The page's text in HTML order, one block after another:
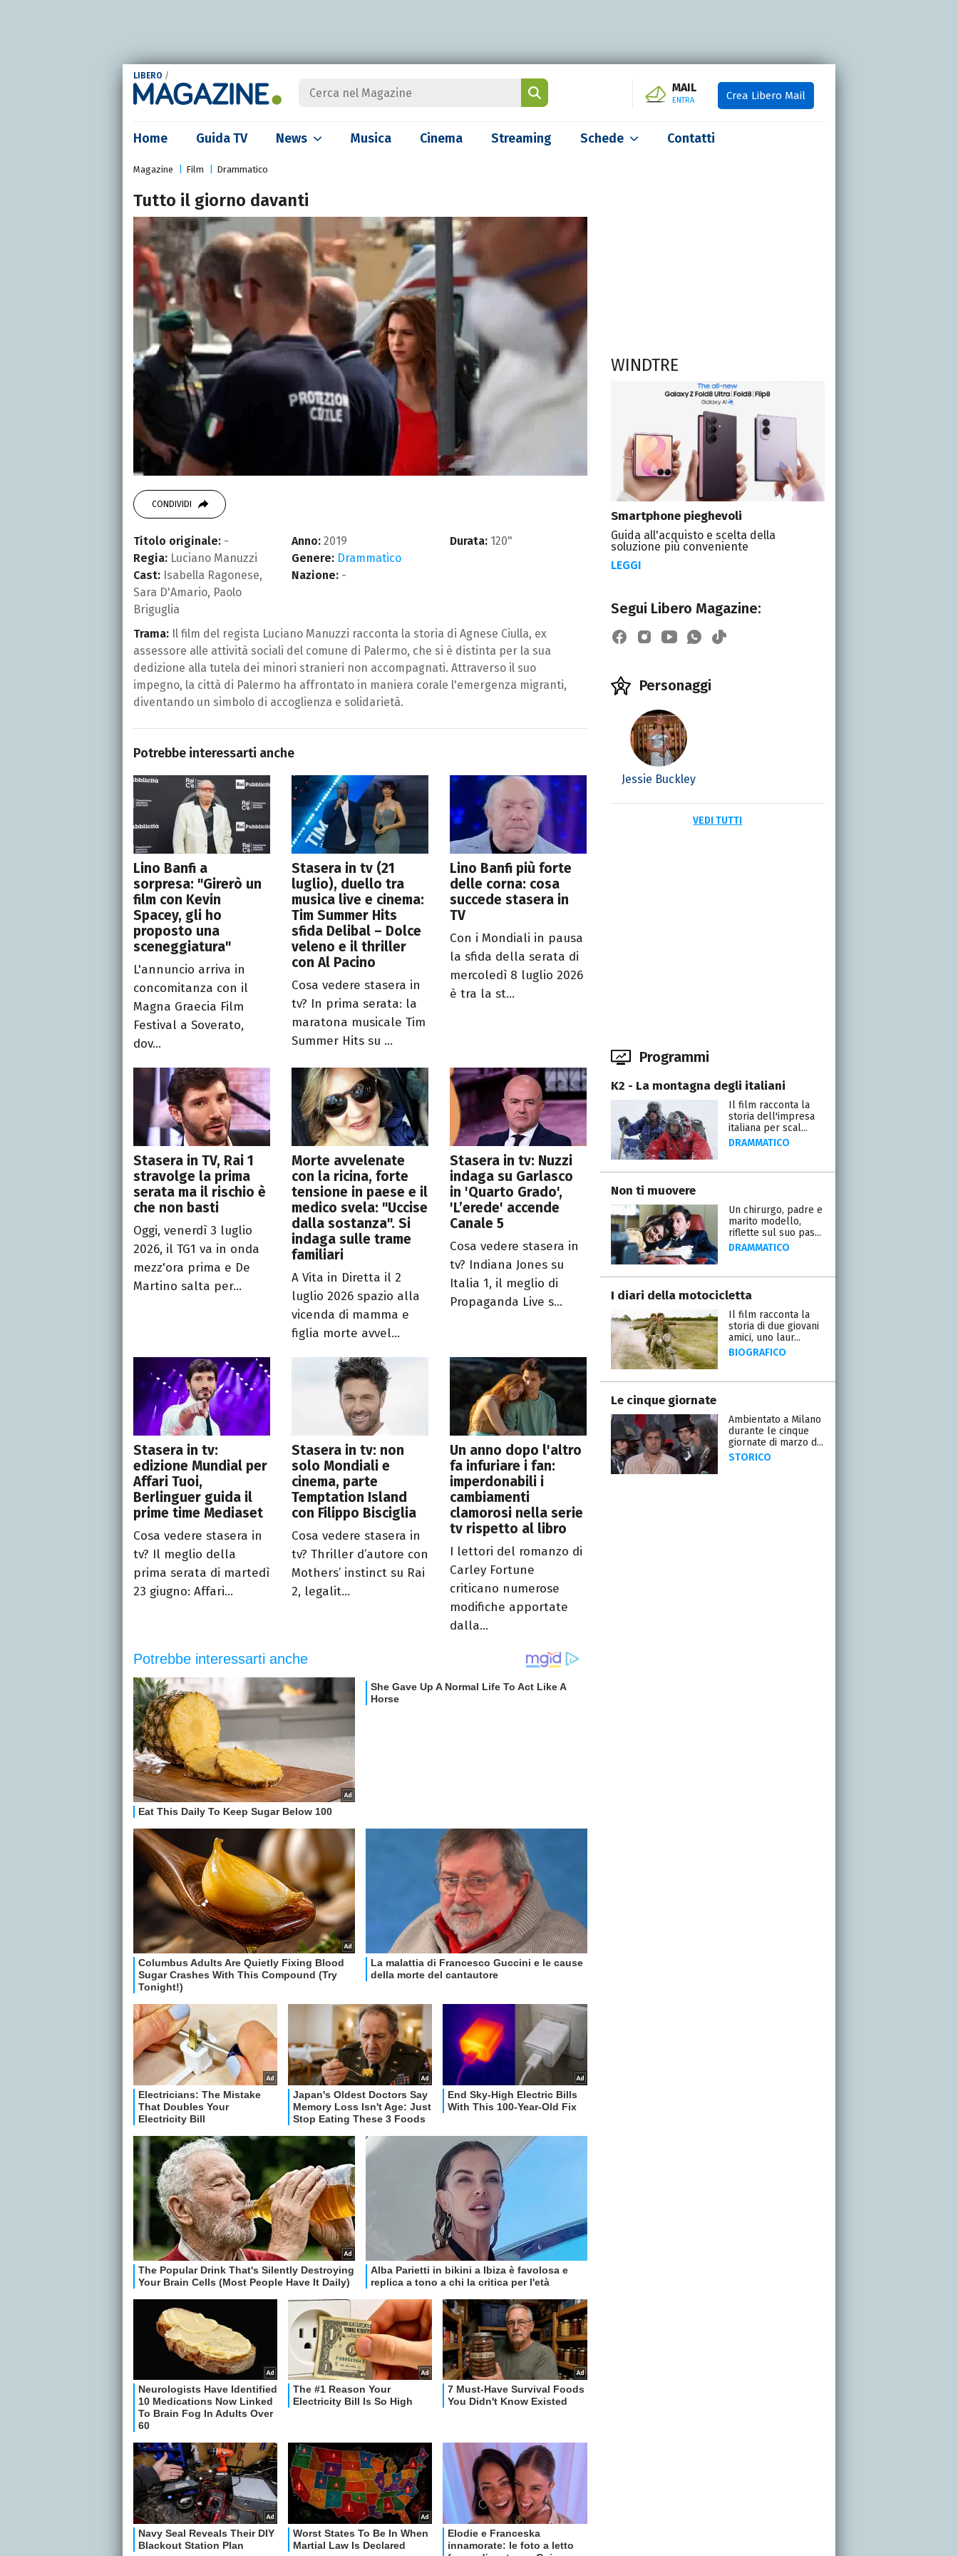
LIBERO /
MAIL
ENTRA Crea Libero Mail
Home Guida TV News Musica Cinema Streaming Schede Contatti
Magazine Film Drammatico
Tutto il giorno davanti
CONDIVIDI
Titolo originale: -
Regia: Luciano Manuzzi
Cast: Isabella Ragonese,
Sara D'Amario, Paolo
Briguglia
Anno: 2019
Genere: Drammatico
Nazione: -
Durata: 120"
Trama: Il film del regista Luciano Manuzzi racconta la storia di Agnese Ciulla, ex
assessore alle attività sociali del comune di Palermo, che si è distinta per la sua
dedizione alla tutela dei minori stranieri non accompagnati. Attraverso il suo
impegno, la città di Palermo ha affrontato in maniera corale l'emergenza migranti,
diventando un simbolo di accoglienza e solidarietà.
Potrebbe interessarti anche
Lino Banfi a
sorpresa: "Girerò un
film con Kevin
Spacey, gli ho
proposto una
sceneggiatura"
L'annuncio arriva in
concomitanza con il
Magna Graecia Film
Festival a Soverato,
dov...
Stasera in tv (21
luglio), duello tra
musica live e cinema:
Tim Summer Hits
sfida Delibal – Dolce
veleno e il thriller
con Al Pacino
Cosa vedere stasera in
tv? In prima serata: la
maratona musicale Tim
Summer Hits su ...
Lino Banfi più forte
delle corna: cosa
succede stasera in
TV
Con i Mondiali in pausa
la sfida della serata di
mercoledì 8 luglio 2026
è tra la st...
Stasera in TV, Rai 1
stravolge la prima
serata ma il rischio è
che non basti
Oggi, venerdì 3 luglio
2026, il TG1 va in onda
mezz'ora prima e De
Martino salta per...
Morte avvelenate
con la ricina, forte
tensione in paese e il
medico svela: "Uccise
dalla sostanza". Si
indaga sulle trame
familiari
A Vita in Diretta il 2
luglio 2026 spazio alla
vicenda di mamma e
figlia morte avvel...
Stasera in tv: Nuzzi
indaga su Garlasco
in 'Quarto Grado',
'L’erede' accende
Canale 5
Cosa vedere stasera in
tv? Indiana Jones su
Italia 1, il meglio di
Propaganda Live s...
Stasera in tv:
edizione Mundial per
Affari Tuoi,
Berlinguer guida il
prime time Mediaset
Cosa vedere stasera in
tv? Il meglio della
prima serata di martedì
23 giugno: Affari...
Stasera in tv: non
solo Mondiali e
cinema, parte
Temptation Island
con Filippo Bisciglia
Cosa vedere stasera in
tv? Thriller d’autore con
Mothers’ instinct su Rai
2, legalit...
Un anno dopo l'altro
fa infuriare i fan:
imperdonabili i
cambiamenti
clamorosi nella serie
tv rispetto al libro
I lettori del romanzo di
Carley Fortune
criticano numerose
modifiche apportate
dalla...
WINDTRE
Smartphone pieghevoli
Guida all'acquisto e scelta della
soluzione più conveniente
LEGGI
Segui Libero Magazine:
Personaggi
Jessie Buckley
VEDI TUTTI
Programmi
K2 - La montagna degli italiani
Il film racconta la
storia dell'impresa
italiana per scal...
DRAMMATICO
Non ti muovere
Un chirurgo, padre e
marito modello,
riflette sul suo pas...
DRAMMATICO
I diari della motocicletta
Il film racconta la
storia di due giovani
amici, uno laur...
BIOGRAFICO
Le cinque giornate
Ambientato a Milano
durante le cinque
giornate di marzo d...
STORICO